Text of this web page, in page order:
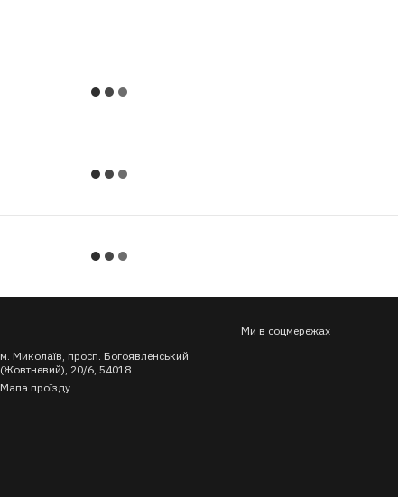
м. Миколаїв, просп. Богоявленський
(Жовтневий), 20/6, 54018
Мапа проїзду
Ми в соцмережах